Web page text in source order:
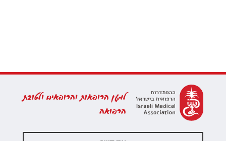
למען הרופאות והרופאים ולטובת
הרפואה